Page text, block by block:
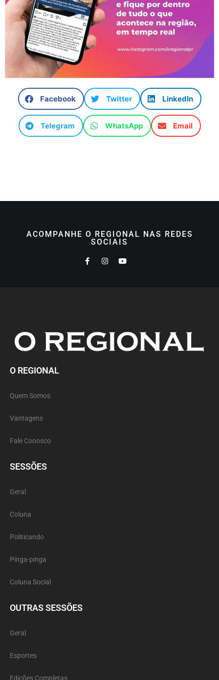
Facebook Twitter LinkedIn
Telegram WhatsApp Email
ACOMPANHE O REGIONAL NAS REDES
SOCIAIS
O REGIONAL
Quem Somos
Vantagens
Fale Conosco
SESSÕES
Geral
Coluna
Politicando
Pinga-pinga
Coluna Social
OUTRAS SESSÕES
Geral
Esportes
Edições Completas